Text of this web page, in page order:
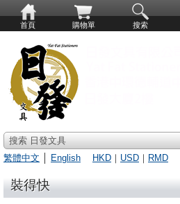
首頁 購物單 搜索
搜索 日發文具
繁體中文
English HKD ｜ USD ｜ RMD
裝得快